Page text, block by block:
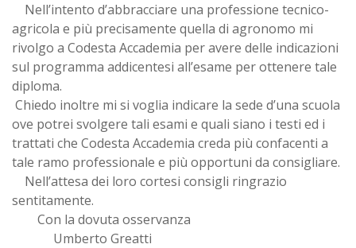
Nell’intento d’abbracciare una professione tecnico-
agricola e più precisamente quella di agronomo mi
rivolgo a Codesta Accademia per avere delle indicazioni
sul programma addicentesi all’esame per ottenere tale
diploma.
Chiedo inoltre mi si voglia indicare la sede d’una scuola
ove potrei svolgere tali esami e quali siano i testi ed i
trattati che Codesta Accademia creda più confacenti a
tale ramo professionale e più opportuni da consigliare.
Nell’attesa dei loro cortesi consigli ringrazio
sentitamente.
Con la dovuta osservanza
Umberto Greatti